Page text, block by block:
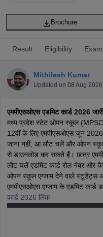
Time Table 2026
12th Supplementary Result
CBSE 10th Second Board
HS Result 2026
CBSE 10th Science Question
Question Paper 2026
SSLC
Karnataka SSLC UK
Exam MP Board 12th
Public School Admissions
Schools
Schools
Brochure
Result Eligibility
Mithilesh Kumar
Updated on 08 Aug
एमपीएसओएस एडमिट कार्ड 2026
मध्य प्रदेश स्टेट ओपन स्कूल
12वीं के लिए एमपीएसओएस जून
जाना नहीं, आ लौट चलें और ओपन स्कूल
से डाउनलोड कर सकते हैं। छात्र
लौट चलें एडमिट कार्ड रोल नंबर और
ओपन स्कूल एग्जाम देने वाले स्टूडेंट्स
एमपीएसओएस एग्जाम के एडमिट कार्ड
कार्ड 2026 लिंक